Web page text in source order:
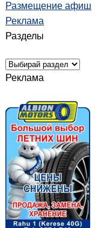
Размещение афиш
Реклама
Разделы
Реклама